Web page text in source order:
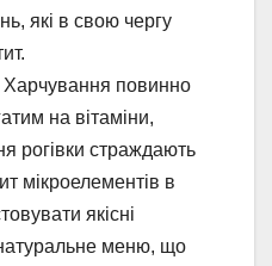
які в свою чергу
повинно
на вітаміни,
рогівки страждають
мікроелементів в
якісні
меню, що